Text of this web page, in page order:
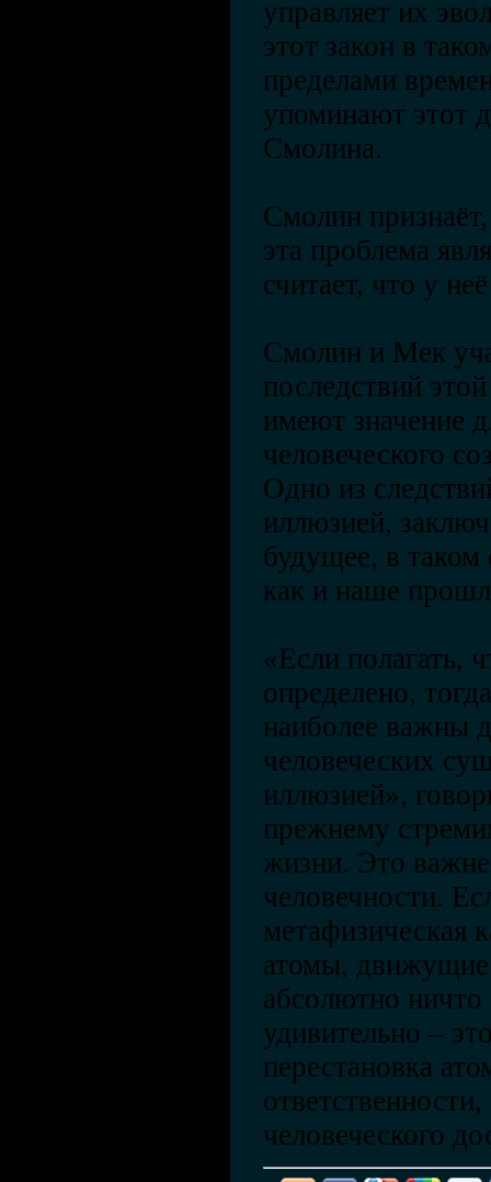
управляет их
этот закон в
пределами
упоминают этот
Смолина.
Смолин
эта проблема
считает, что у
Смолин и Мек
последствий
имеют значение
человеческого
Одно из
иллюзией,
будущее, в таком
как и наше
«Если полагать,
определено,
наиболее важны
человеческих
иллюзией»,
прежнему
жизни. Это
человечности.
метафизическая
атомы,
абсолютно
удивительно –
перестановка
человеческого